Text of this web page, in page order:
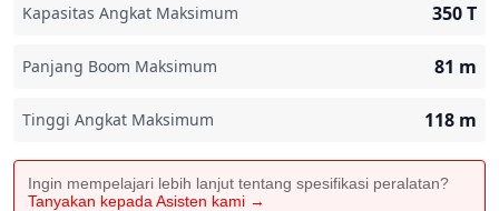
Kapasitas Angkat Maksimum
350T
Panjang Boom Maksimum 81 m
Tinggi Angkat Maksimum 118 m
Ingin mempelajari lebih lanjut tentang spesifikasi peralatan?
Tanyakan kepada Asisten kami →